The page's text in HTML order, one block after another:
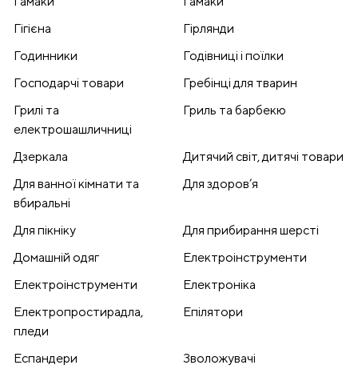
Гігієна
Гірлянди
Годинники
Годівниці і поїлки
Господарчі товари
Гребінці для тварин
Грилі та
електрошашличниці
Гриль та барбекю
Дзеркала
Дитячий світ, дитячі товари
Для ванної кімнати та
вбиральні
Для здоров’я
Для пікніку
Для прибирання шерсті
Домашній одяг
Електроінструменти
Електроінструменти
Електроніка
Електропростирадла,
пледи
Епілятори
Еспандери
Зволожувачі